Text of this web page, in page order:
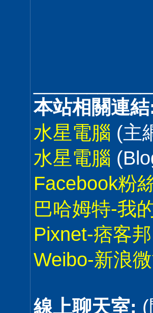
本站相關連
水星電腦 (主
水星電腦
Facebook粉
巴哈姆特-我
Pixnet-痞客邦
Weibo-新浪
線上聊天室: